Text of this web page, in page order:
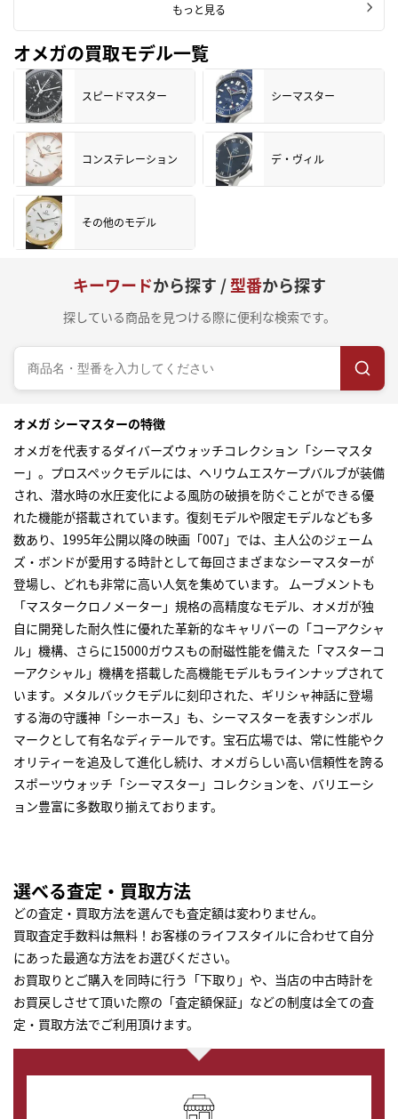
もっと見る
オメガの買取モデル一覧
スピードマスター シーマスター
コンステレーション デ・ヴィル
その他のモデル
キーワードから探す /型番から探す
探している商品を見つける際に便利な検索です。
オメガ シーマスターの特徴
オメガを代表するダイバーズウォッチコレクション「シーマスタ
ー」。プロスペックモデルには、ヘリウムエスケープバルブが装備
され、潜水時の水圧変化による風防の破損を防ぐことができる優
れた機能が搭載されています。復刻モデルや限定モデルなども多
数あり、1995年公開以降の映画「007」では、主人公のジェーム
ズ・ボンドが愛用する時計として毎回さまざまなシーマスターが
登場し、どれも非常に高い人気を集めています。 ムーブメントも
「マスタークロノメーター」規格の高精度なモデル、オメガが独
自に開発した耐久性に優れた革新的なキャリバーの「コーアクシャ
ル」機構、さらに15000ガウスもの耐磁性能を備えた「マスターコ
ーアクシャル」機構を搭載した高機能モデルもラインナップされて
います。メタルバックモデルに刻印された、ギリシャ神話に登場
する海の守護神「シーホース」も、シーマスターを表すシンボル
マークとして有名なディテールです。宝石広場では、常に性能やク
オリティーを追及して進化し続け、オメガらしい高い信頼性を誇る
スポーツウォッチ「シーマスター」コレクションを、バリエーシ
ョン豊富に多数取り揃えております。
選べる査定・買取方法
どの査定・買取方法を選んでも査定額は変わりません。
買取査定手数料は無料！お客様のライフスタイルに合わせて自分
にあった最適な方法をお選びください。
お買取りとご購入を同時に行う「下取り」や、当店の中古時計を
お買戻しさせて頂いた際の「査定額保証」などの制度は全ての査
定・買取方法でご利用頂けます。